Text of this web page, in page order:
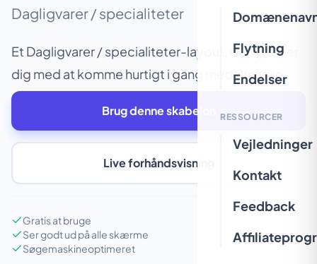
Flytning
Endelser
RESSOURCER
Vejledninger
Kontakt
Feedback
Dagligvarer / specialiteter
Et Dagligvarer / specialiteter-layout, der hjælper
dig med at komme hurtigt i gang med Wobbio.
Brug denne skabelon
Live forhåndsvisning
Gratis at bruge
Ser godt ud på alle skærme
Søgemaskineoptimeret